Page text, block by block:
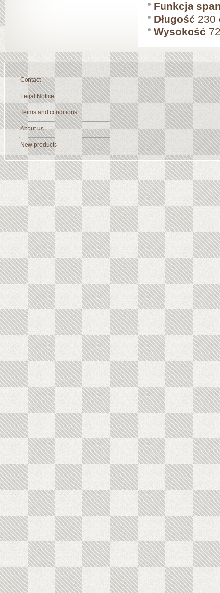
Funkcja
Długość 230
Wysokość
Contact
Legal Notice
Terms and conditions
About us
New products